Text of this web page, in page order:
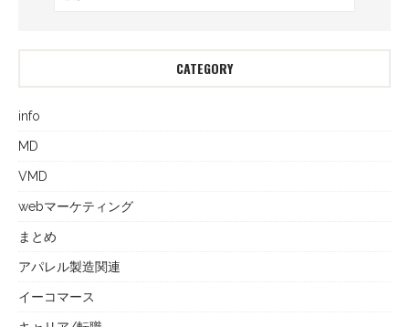
CATEGORY
info
MD
VMD
webマーケティング
まとめ
アパレル製造関連
イーコマース